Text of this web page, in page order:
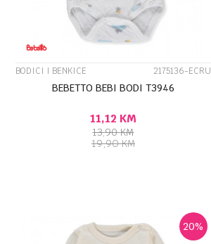
BODICI I BENKICE 2175136-ECRU
BEBETTO BEBI BODI T3946
11,12 KM
13,90KM
19,90KM
20%